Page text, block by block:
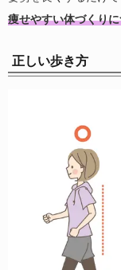
痩せやすい体づくり
正しい歩き方